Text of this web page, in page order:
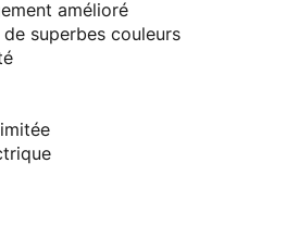
amélioré
de superbes couleurs